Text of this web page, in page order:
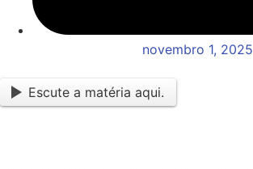
novembro 1, 2025
Escute a matéria aqui.